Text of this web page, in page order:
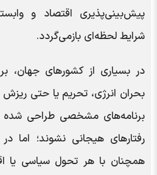
پیش‌بینی‌پذیری اقتصاد و
شرایط لحظه‌ای بازمی‌گردد.
در بسیاری از کشورهای جهان،
بحران انرژی، تحریم یا حتی ریزش
برنامه‌های مشخصی طراحی شده
رفتارهای هیجانی نشوند؛ اما در
همچنان با هر تحول سیاسی یا